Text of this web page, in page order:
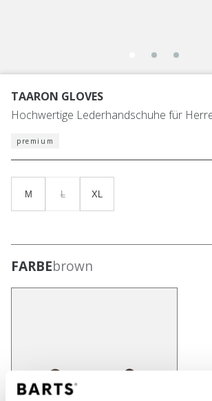
TAARON GLOVES
Hochwertige Lederhandschuhe für
premium
M L XL
FARBEbrown